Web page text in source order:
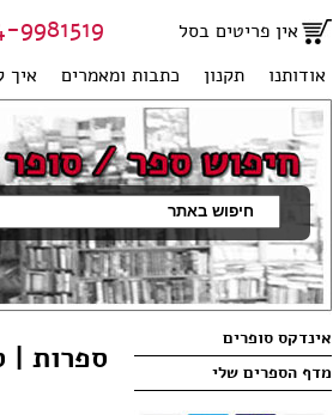
אין פריטים בסל
אודותנו
תקנון כתבות ומאמרים איך
| 051-2707950
אינדקס סופרים
מדף הספרים שלי
ספרות |